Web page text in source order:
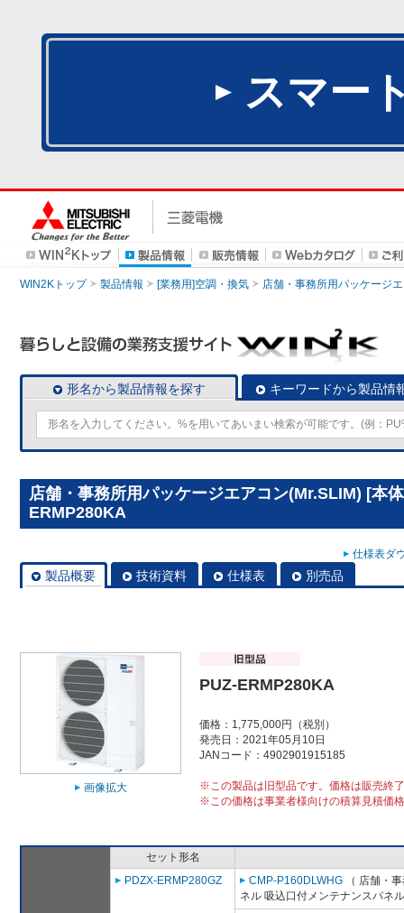
スマー
WIN2Kトップ 製品情報 [業務用]空調・換気 店舗・事務所用パッケージ
形名から製品情報を探す キーワードから製品情
店舗・事務所用パッケージエアコン(Mr.SLIM) [本
ERMP280KA
仕様表ダ
製品概要 技術資料 仕様表 別売品
画像拡大
PUZ-ERMP280KA
価格：1,775,000円（税別）
発売日：2021年05月10日
JANコード：4902901915185
※この製品は旧型品です。価格は販売終
※この価格は事業者様向けの積算見積価
セット形名
PDZX-ERMP280GZ
CMP-P160DLWHG （ 店舗・
ネル 吸込口付メンテナンスパネ